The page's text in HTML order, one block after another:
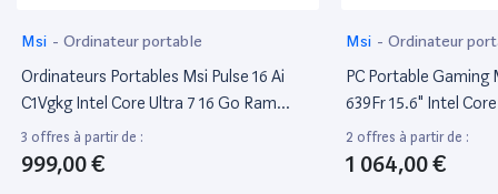
Msi - Ordinateur portable
Ordinateurs Portables Msi Pulse 16 Ai
C1Vgkg Intel Core Ultra 7 16 Go Ram
512Go SSD 16"
3 offres à partir de :
999,00 €
Msi - Ordinateur
PC Portable Gaming
639Fr 15.6" Intel
Go SSD Nvidia Rtx
2 offres à partir de :
1 064,00 €